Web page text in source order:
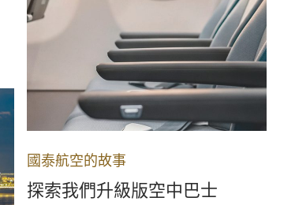
國泰航空的故事
探索我們升級版空中巴士